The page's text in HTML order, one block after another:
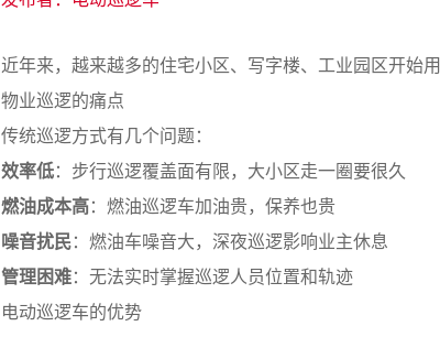
近年来，越来越多的住宅小区、写字楼、工业园区开始
物业巡逻的痛点
传统巡逻方式有几个问题：
效率低：步行巡逻覆盖面有限，大小区走一圈要很久
燃油成本高：燃油巡逻车加油贵，保养也贵
噪音扰民：燃油车噪音大，深夜巡逻影响业主休息
管理困难：无法实时掌握巡逻人员位置和轨迹
电动巡逻车的优势